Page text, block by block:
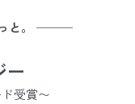
と。 ───
ー
受賞〜